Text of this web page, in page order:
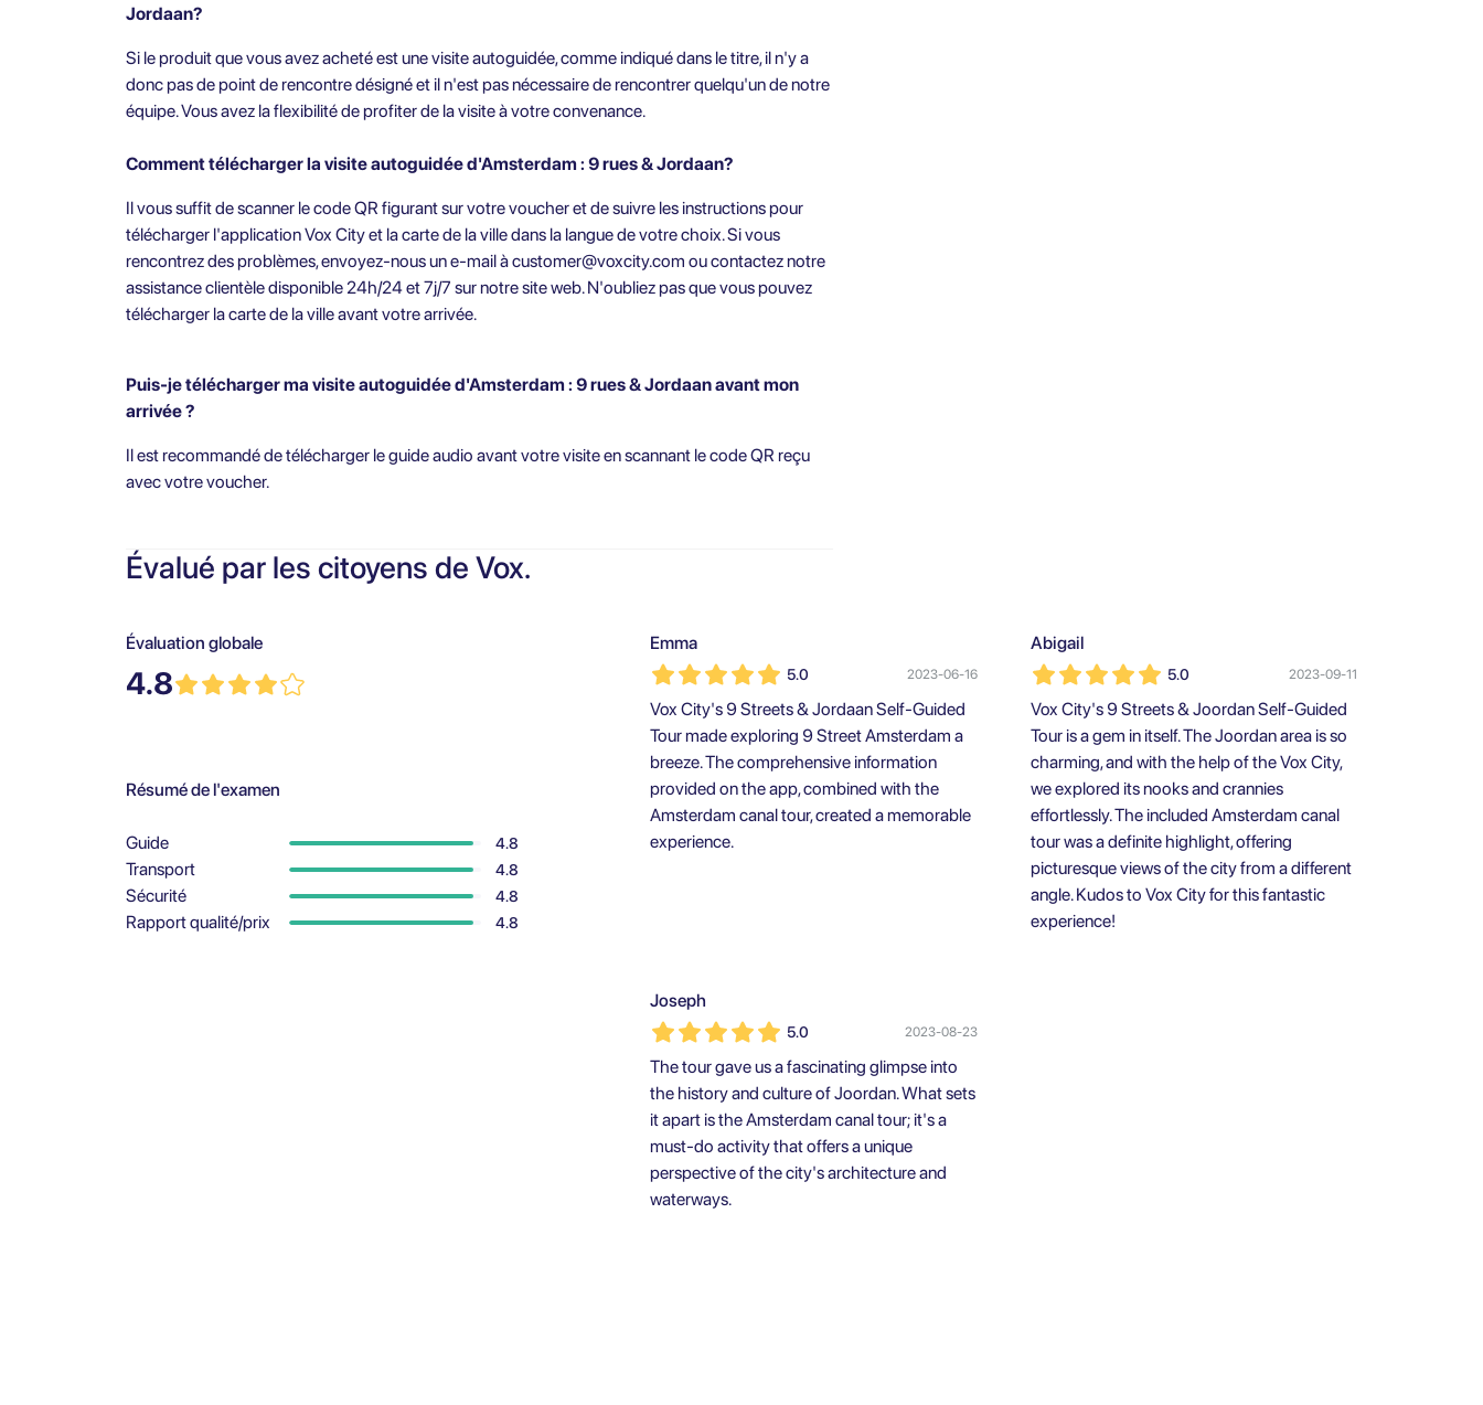
Jordaan?
Si le produit que vous avez acheté est une visite autoguidée, comme indiqué dans le titre, il n'y a
donc pas de point de rencontre désigné et il n'est pas nécessaire de rencontrer quelqu'un de notre
équipe. Vous avez la flexibilité de profiter de la visite à votre convenance.
Comment télécharger la visite autoguidée d'Amsterdam : 9 rues & Jordaan?
Il vous suffit de scanner le code QR figurant sur votre voucher et de suivre les instructions pour
télécharger l'application Vox City et la carte de la ville dans la langue de votre choix. Si vous
rencontrez des problèmes, envoyez-nous un e-mail àcustomer@voxcity.com ou contactez notre
assistance clientèle disponible 24h/24 et 7j/7 sur notre site web. N'oubliez pas que vous pouvez
télécharger la carte de la ville avant votre arrivée.
Puis-je télécharger ma visite autoguidée d'Amsterdam : 9 rues & Jordaan avant mon
arrivée ?
Il est recommandé de télécharger le guide audio avant votre visite en scannant le code QR reçu
avec votre voucher.
Évalué par les citoyens de Vox.
Évaluation globale
4.8
Résumé de l'examen
Guide 4.8
Transport 4.8
Sécurité 4.8
Rapport qualité/prix 4.8
Emma
5.0 2023-06-16
Vox City's 9 Streets & Jordaan Self-Guided
Tour made exploring 9 Street Amsterdam a
breeze. The comprehensive information
provided on the app, combined with the
Amsterdam canal tour, created a memorable
experience.
Abigail
5.0 2023-09-11
Vox City's 9 Streets & Joordan Self-Guided
Tour is a gem in itself. The Joordan area is so
charming, and with the help of the Vox City,
we explored its nooks and crannies
effortlessly. The included Amsterdam canal
tour was a definite highlight, offering
picturesque views of the city from a different
angle. Kudos to Vox City for this fantastic
experience!
Joseph
5.0 2023-08-23
The tour gave us a fascinating glimpse into
the history and culture of Joordan. What sets
it apart is the Amsterdam canal tour; it's a
must-do activity that offers a unique
perspective of the city's architecture and
waterways.